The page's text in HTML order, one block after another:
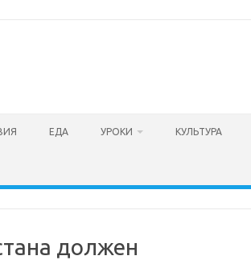
ЕДА УРОКИ КУЛЬТУРА
должен